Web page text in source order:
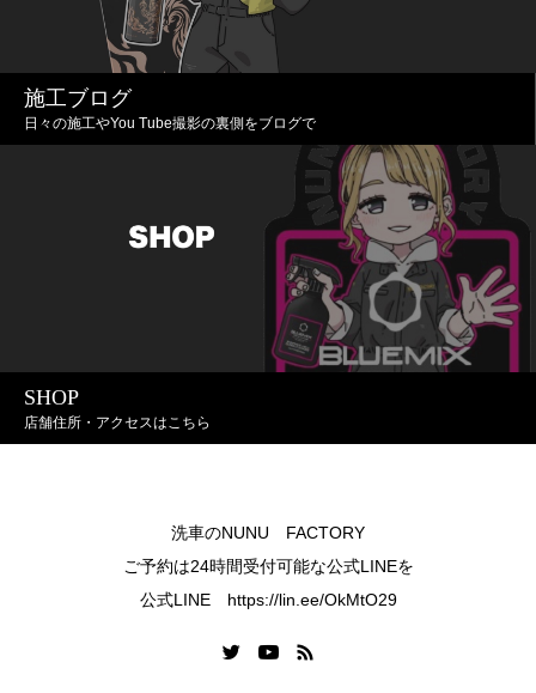
施工ブログ
日々の施工やYou Tube撮影の裏側をブログで
SHOP
店舗住所・アクセスはこちら
洗車のNUNU FACTORY
ご予約は24時間受付可能な公式LINEを
公式LINE https://lin.ee/OkMtO29